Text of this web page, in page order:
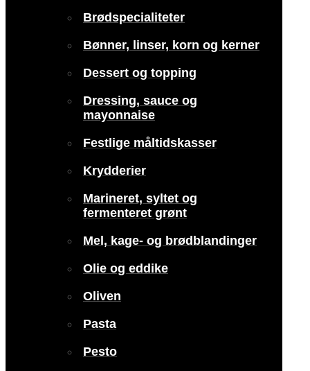
Brødspecialiteter
Bønner, linser, korn og kerner
Dessert og topping
Dressing, sauce og
mayonnaise
Festlige måltidskasser
Krydderier
Marineret, syltet og
fermenteret grønt
Mel, kage- og brødblandinger
Olie og eddike
Oliven
Pasta
Pesto